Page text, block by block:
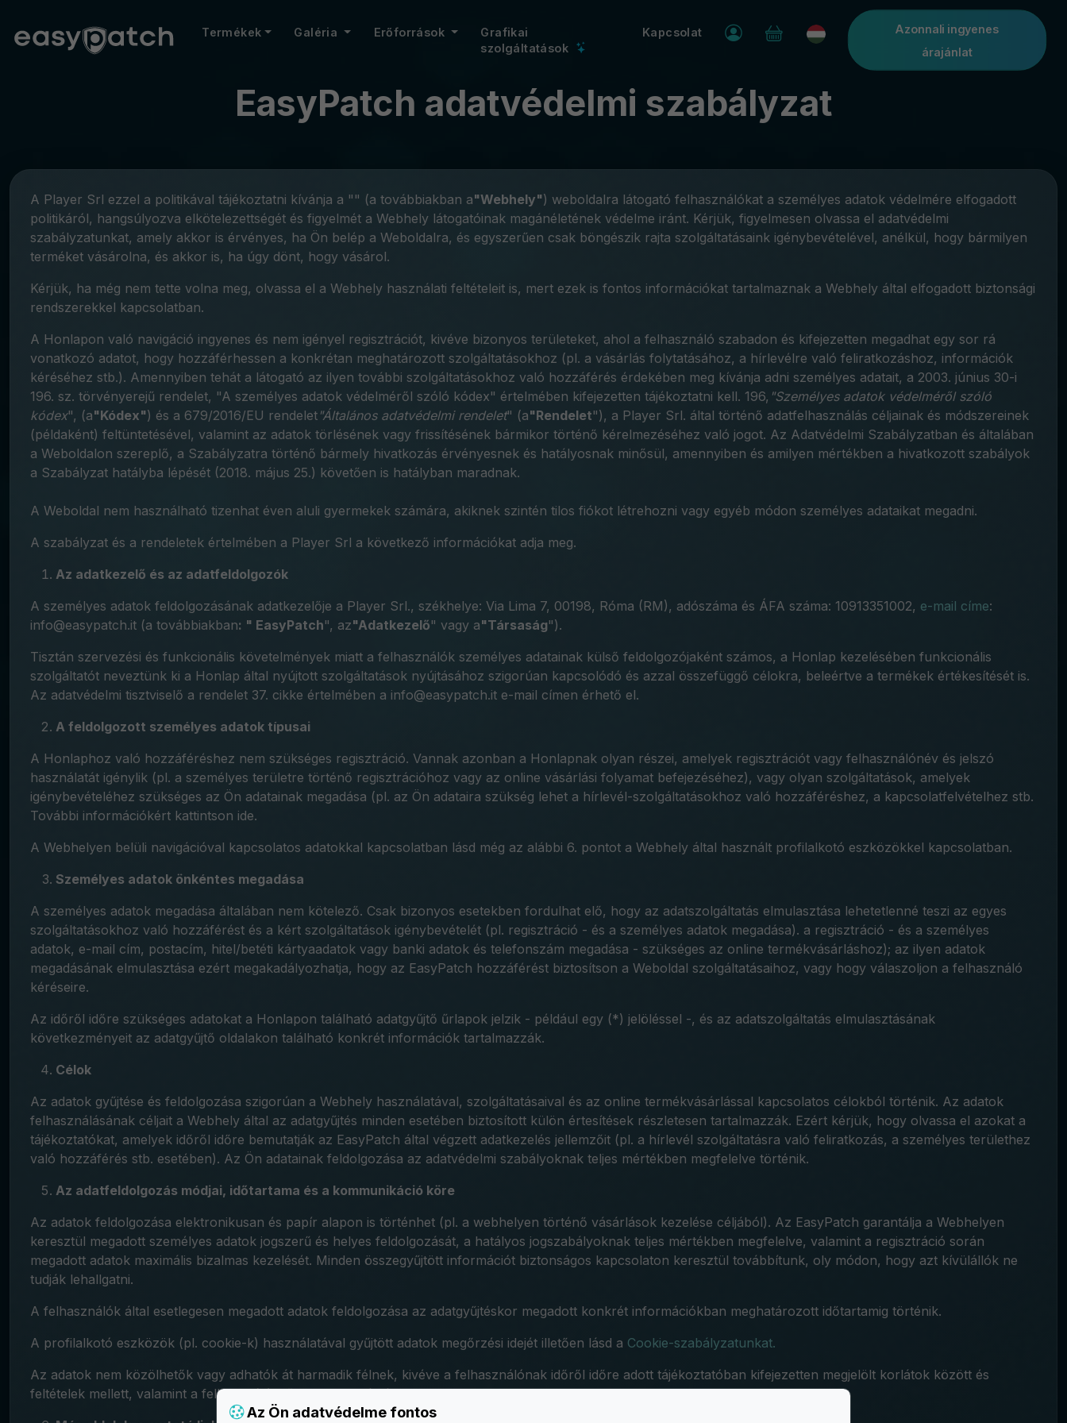
Termékek Galéria Erőforrások
Grafikai
szolgáltatások
Kapcsolat Azonnali ingyenes
árajánlat
EasyPatch adatvédelmi szabályzat
A Player Srl ezzel a politikával tájékoztatni kívánja a "" (a továbbiakban a"Webhely") weboldalra látogató felhasználókat a személyes adatok védelmére elfogadott
politikáról, hangsúlyozva elkötelezettségét és figyelmét a Webhely látogatóinak magánéletének védelme iránt. Kérjük, figyelmesen olvassa el adatvédelmi
szabályzatunkat, amely akkor is érvényes, ha Ön belép a Weboldalra, és egyszerűen csak böngészik rajta szolgáltatásaink igénybevételével, anélkül, hogy bármilyen
terméket vásárolna, és akkor is, ha úgy dönt, hogy vásárol.
Kérjük, ha még nem tette volna meg, olvassa el a Webhely használati feltételeit is, mert ezek is fontos információkat tartalmaznak a Webhely által elfogadott biztonsági
rendszerekkel kapcsolatban.
A Honlapon való navigáció ingyenes és nem igényel regisztrációt, kivéve bizonyos területeket, ahol a felhasználó szabadon és kifejezetten megadhat egy sor rá
vonatkozó adatot, hogy hozzáférhessen a konkrétan meghatározott szolgáltatásokhoz (pl. a vásárlás folytatásához, a hírlevélre való feliratkozáshoz, információk
kéréséhez stb.). Amennyiben tehát a látogató az ilyen további szolgáltatásokhoz való hozzáférés érdekében meg kívánja adni személyes adatait, a 2003. június 30-i
196. sz. törvényerejű rendelet, "A személyes adatok védelméről szóló kódex" értelmében kifejezetten tájékoztatni kell. 196, "Személyes adatok védelméről szóló
kódex", (a"Kódex") és a 679/2016/EU rendelet"Általános adatvédelmi rendelet" (a"Rendelet"), a Player Srl. által történő adatfelhasználás céljainak és módszereinek
(példaként) feltüntetésével, valamint az adatok törlésének vagy frissítésének bármikor történő kérelmezéséhez való jogot. Az Adatvédelmi Szabályzatban és általában
a Weboldalon szereplő, a Szabályzatra történő bármely hivatkozás érvényesnek és hatályosnak minősül, amennyiben és amilyen mértékben a hivatkozott szabályok
a Szabályzat hatályba lépését (2018. május 25.) követően is hatályban maradnak.
A Weboldal nem használható tizenhat éven aluli gyermekek számára, akiknek szintén tilos fiókot létrehozni vagy egyéb módon személyes adataikat megadni.
A szabályzat és a rendeletek értelmében a Player Srl a következő információkat adja meg.
Az adatkezelő és az adatfeldolgozók
A személyes adatok feldolgozásának adatkezelője a Player Srl., székhelye: Via Lima 7, 00198, Róma (RM), adószáma és ÁFA száma: 10913351002, e-mail címe:
info@easypatch.it (a továbbiakban: " EasyPatch", az"Adatkezelő" vagy a"Társaság").
Tisztán szervezési és funkcionális követelmények miatt a felhasználók személyes adatainak külső feldolgozójaként számos, a Honlap kezelésében funkcionális
szolgáltatót neveztünk ki a Honlap által nyújtott szolgáltatások nyújtásához szigorúan kapcsolódó és azzal összefüggő célokra, beleértve a termékek értékesítését is.
Az adatvédelmi tisztviselő a rendelet 37. cikke értelmében a info@easypatch.it e-mail címen érhető el.
A feldolgozott személyes adatok típusai
A Honlaphoz való hozzáféréshez nem szükséges regisztráció. Vannak azonban a Honlapnak olyan részei, amelyek regisztrációt vagy felhasználónév és jelszó
használatát igénylik (pl. a személyes területre történő regisztrációhoz vagy az online vásárlási folyamat befejezéséhez), vagy olyan szolgáltatások, amelyek
igénybevételéhez szükséges az Ön adatainak megadása (pl. az Ön adataira szükség lehet a hírlevél-szolgáltatásokhoz való hozzáféréshez, a kapcsolatfelvételhez stb.
További információkért kattintson ide.
A Webhelyen belüli navigációval kapcsolatos adatokkal kapcsolatban lásd még az alábbi 6. pontot a Webhely által használt profilalkotó eszközökkel kapcsolatban.
Személyes adatok önkéntes megadása
A személyes adatok megadása általában nem kötelező. Csak bizonyos esetekben fordulhat elő, hogy az adatszolgáltatás elmulasztása lehetetlenné teszi az egyes
szolgáltatásokhoz való hozzáférést és a kért szolgáltatások igénybevételét (pl. regisztráció - és a személyes adatok megadása). a regisztráció - és a személyes
adatok, e-mail cím, postacím, hitel/betéti kártyaadatok vagy banki adatok és telefonszám megadása - szükséges az online termékvásárláshoz); az ilyen adatok
megadásának elmulasztása ezért megakadályozhatja, hogy az EasyPatch hozzáférést biztosítson a Weboldal szolgáltatásaihoz, vagy hogy válaszoljon a felhasználó
kéréseire.
Az időről időre szükséges adatokat a Honlapon található adatgyűjtő űrlapok jelzik - például egy (*) jelöléssel -, és az adatszolgáltatás elmulasztásának
következményeit az adatgyűjtő oldalakon található konkrét információk tartalmazzák.
Célok
Az adatok gyűjtése és feldolgozása szigorúan a Webhely használatával, szolgáltatásaival és az online termékvásárlással kapcsolatos célokból történik. Az adatok
felhasználásának céljait a Webhely által az adatgyűjtés minden esetében biztosított külön értesítések részletesen tartalmazzák. Ezért kérjük, hogy olvassa el azokat a
tájékoztatókat, amelyek időről időre bemutatják az EasyPatch által végzett adatkezelés jellemzőit (pl. a hírlevél szolgáltatásra való feliratkozás, a személyes területhez
való hozzáférés stb. esetében). Az Ön adatainak feldolgozása az adatvédelmi szabályoknak teljes mértékben megfelelve történik.
Az adatfeldolgozás módjai, időtartama és a kommunikáció köre
Az adatok feldolgozása elektronikusan és papír alapon is történhet (pl. a webhelyen történő vásárlások kezelése céljából). Az EasyPatch garantálja a Webhelyen
keresztül megadott személyes adatok jogszerű és helyes feldolgozását, a hatályos jogszabályoknak teljes mértékben megfelelve, valamint a regisztráció során
megadott adatok maximális bizalmas kezelését. Minden összegyűjtött információt biztonságos kapcsolaton keresztül továbbítunk, oly módon, hogy azt kívülállók ne
tudják lehallgatni.
A felhasználók által esetlegesen megadott adatok feldolgozása az adatgyűjtéskor megadott konkrét információkban meghatározott időtartamig történik.
A profilalkotó eszközök (pl. cookie-k) használatával gyűjtött adatok megőrzési idejét illetően lásd a Cookie-szabályzatunkat.
Az adatok nem közölhetők vagy adhatók át harmadik félnek, kivéve a felhasználónak időről időre adott tájékoztatóban kifejezetten megjelölt korlátok között és
feltételek mellett, valamint a felhasználó előzetes engedélyével.
Az Ön adatvédelme fontos